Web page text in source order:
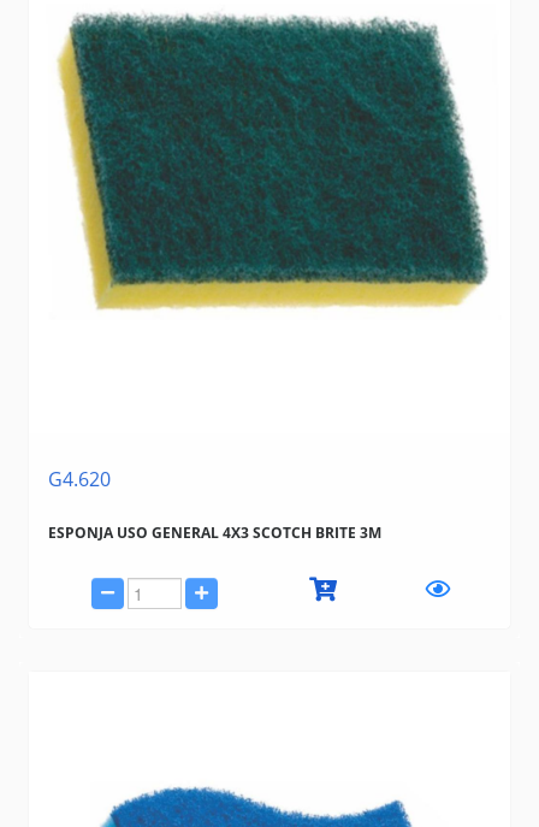
G4.620
ESPONJA USO GENERAL 4X3 SCOTCH BRITE 3M